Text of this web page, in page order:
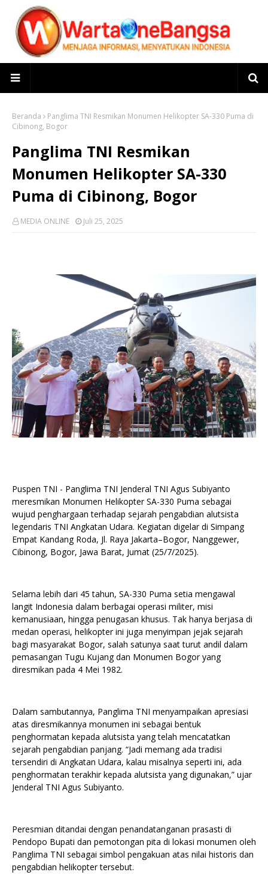
Beranda
Panglima TNI Resmikan Monumen Helikopter SA-330 Puma di
Cibinong, Bogor
Panglima TNI Resmikan
Monumen Helikopter SA-330
Puma di Cibinong, Bogor
MEDIA ONLINE Juli 25, 2025
Puspen TNI - Panglima TNI Jenderal TNI Agus Subiyanto
meresmikan Monumen Helikopter SA-330 Puma sebagai
wujud penghargaan terhadap sejarah pengabdian alutsista
legendaris TNI Angkatan Udara. Kegiatan digelar di Simpang
Empat Kandang Roda, Jl. Raya Jakarta–Bogor, Nanggewer,
Cibinong, Bogor, Jawa Barat, Jumat (25/7/2025).
Selama lebih dari 45 tahun, SA-330 Puma setia mengawal
langit Indonesia dalam berbagai operasi militer, misi
kemanusiaan, hingga penugasan khusus. Tak hanya berjasa di
medan operasi, helikopter ini juga menyimpan jejak sejarah
bagi masyarakat Bogor, salah satunya saat turut andil dalam
pemasangan Tugu Kujang dan Monumen Bogor yang
diresmikan pada 4 Mei 1982.
Dalam sambutannya, Panglima TNI menyampaikan apresiasi
atas diresmikannya monumen ini sebagai bentuk
penghormatan kepada alutsista yang telah mencatatkan
sejarah pengabdian panjang. “Jadi memang ada tradisi
tersendiri di Angkatan Udara, kalau misalnya seperti ini, ada
penghormatan terakhir kepada alutsista yang digunakan,” ujar
Jenderal TNI Agus Subiyanto.
Peresmian ditandai dengan penandatanganan prasasti di
Pendopo Bupati dan pemotongan pita di lokasi monumen oleh
Panglima TNI sebagai simbol pengakuan atas nilai historis dan
pengabdian helikopter tersebut.